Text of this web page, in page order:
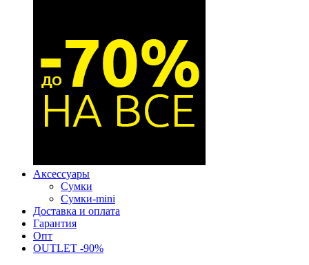
Аксессуары
Сумки
Сумки-mini
Доставка и оплата
Гарантия
Опт
OUTLET -90%